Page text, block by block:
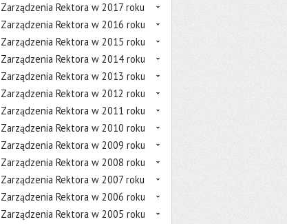
Zarządzenia Rektora w 2017 roku
Zarządzenia Rektora w 2016 roku
Zarządzenia Rektora w 2015 roku
Zarządzenia Rektora w 2014 roku
Zarządzenia Rektora w 2013 roku
Zarządzenia Rektora w 2012 roku
Zarządzenia Rektora w 2011 roku
Zarządzenia Rektora w 2010 roku
Zarządzenia Rektora w 2009 roku
Zarządzenia Rektora w 2008 roku
Zarządzenia Rektora w 2007 roku
Zarządzenia Rektora w 2006 roku
Zarządzenia Rektora w 2005 roku